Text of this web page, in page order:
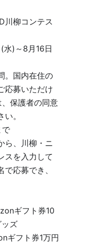
川柳コンテス
水)～8月16日
。国内在住の
応募いただけ
保護者の同意
。
で
ら、川柳・ニ
スを入力して
応募でき、
ギフト券10
ズ
ギフト券1万円